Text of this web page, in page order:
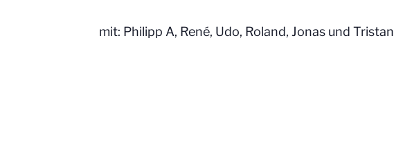
mit: Philipp A, René, Udo, Roland, Jonas und Tristan